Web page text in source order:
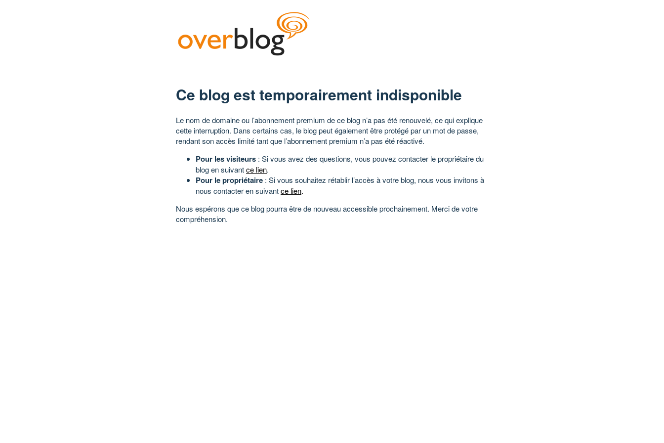
Ce blog est temporairement indisponible
Le nom de domaine ou l’abonnement premium de ce blog n’a pas été renouvelé, ce qui explique
cette interruption. Dans certains cas, le blog peut également être protégé par un mot de passe,
rendant son accès limité tant que l’abonnement premium n’a pas été réactivé.
Pour les visiteurs : Si vous avez des questions, vous pouvez contacter le propriétaire du
blog en suivantce lien.
Pour le propriétaire : Si vous souhaitez rétablir l’accès à votre blog, nous vous invitons à
nous contacter en suivantce lien.
Nous espérons que ce blog pourra être de nouveau accessible prochainement. Merci de votre
compréhension.